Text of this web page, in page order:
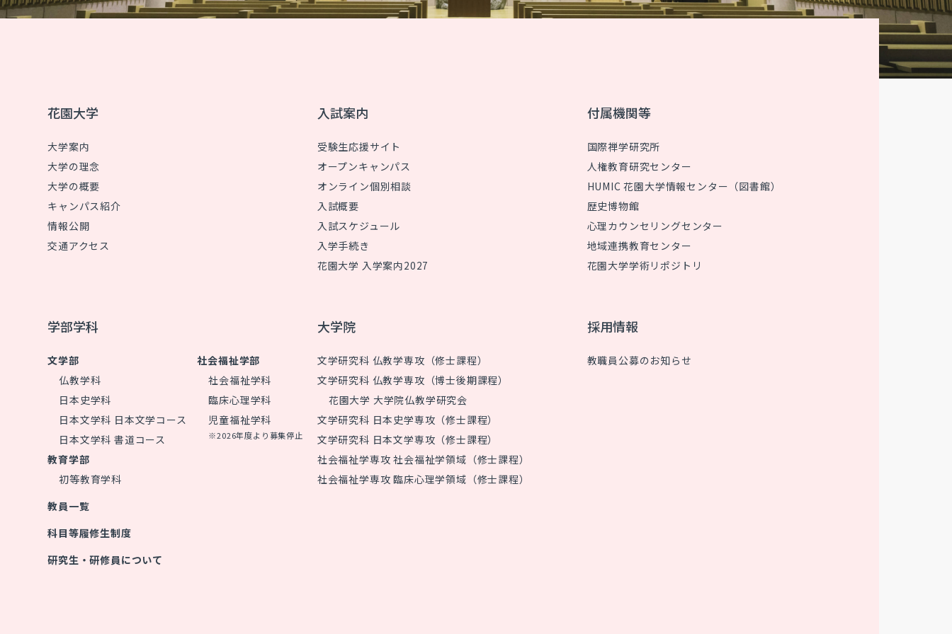
花園大学
大学案内
大学の理念
大学の概要
キャンパス紹介
情報公開
交通アクセス
入試案内
受験生応援サイト
オープンキャンパス
オンライン個別相談
入試概要
入試スケジュール
入学手続き
花園大学 入学案内2027
付属機関等
国際禅学研究所
人権教育研究センター
HUMIC 花園大学情報センター（図書館）
歴史博物館
心理カウンセリングセンター
地域連携教育センター
花園大学学術リポジトリ
学部学科
文学部
仏教学科
日本史学科
日本文学科 日本文学コース
日本文学科 書道コース
社会福祉学部
社会福祉学科
臨床心理学科
児童福祉学科
※2026年度より募集停止
教育学部
初等教育学科
教員一覧
科目等履修生制度
研究生・研修員について
大学院
文学研究科 仏教学専攻（修士課程）
文学研究科 仏教学専攻（博士後期課程）
花園大学 大学院仏教学研究会
文学研究科 日本史学専攻（修士課程）
文学研究科 日本文学専攻（修士課程）
社会福祉学専攻 社会福祉学領域（修士課程）
社会福祉学専攻 臨床心理学領域（修士課程）
採用情報
教職員公募のお知らせ